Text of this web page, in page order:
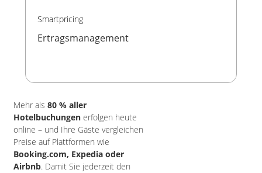
Smartpricing
Ertragsmanagement
Mehr als 80 % aller
Hotelbuchungen erfolgen heute
online – und Ihre Gäste vergleichen
Preise auf Plattformen wie
Booking.com, Expedia oder
Airbnb. Damit Sie jederzeit den